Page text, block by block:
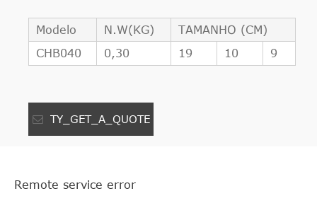
Modelo N.W(KG)
TAMANHO (CM)
CHB040
0,30 19 10 9
TY_GET_A_QUOTE
Remote service error